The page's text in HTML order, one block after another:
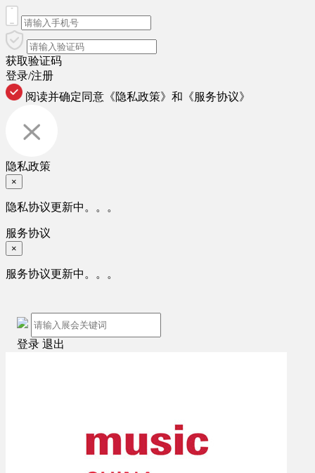
获取验证码
登录/注册
阅读并确定同意 《隐私政策》 和 《服务协议》
隐私政策
×
隐私协议更新中。。。
服务协议
×
服务协议更新中。。。
登录 退出